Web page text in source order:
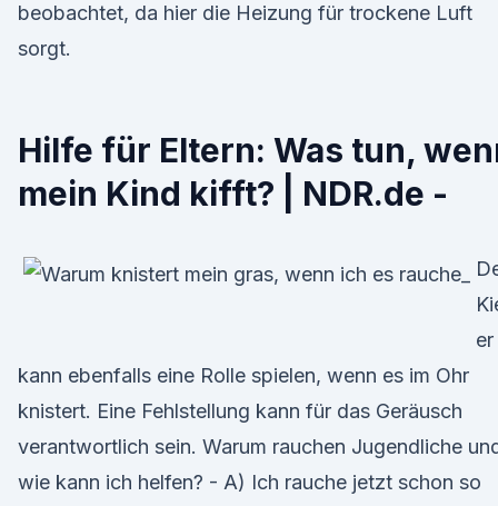
beobachtet, da hier die Heizung für trockene Luft
sorgt.
Hilfe für Eltern: Was tun,
mein Kind kifft? | NDR.de -
er
kann ebenfalls eine Rolle spielen, wenn es im Ohr
knistert. Eine Fehlstellung kann für das Geräusch
verantwortlich sein. Warum rauchen Jugendliche
wie kann ich helfen? - A) Ich rauche jetzt schon so